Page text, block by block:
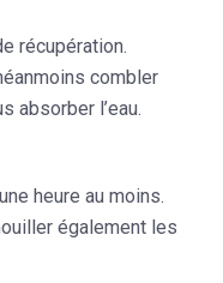
récupération.
combler
absorber l’eau.
heure au moins.
également les